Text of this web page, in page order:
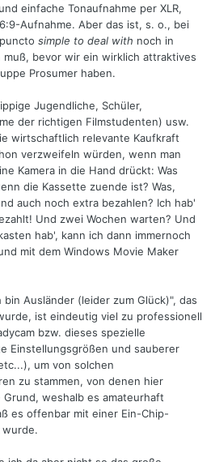
einfache Tonaufnahme per XLR,
Aufnahme. Aber das ist, s. o., bei
simple to deal with noch in
bevor wir ein wirklich attraktives
Prosumer haben.
Jugendliche, Schüler,
der richtigen Filmstudenten) usw.
wirtschaftlich relevante Kaufkraft
verzweifeln würden, wenn man
Kamera in die Hand drückt: Was
die Kassette zuende ist? Was,
auch noch extra bezahlen? Ich hab'
Und zwei Wochen warten? Und
hab', kann ich dann immernoch
mit dem Windows Movie Maker
Ausländer (leider zum Glück)", das
ist eindeutig viel zu professionell
bzw. dieses spezielle
Einstellungsgrößen und sauberer
um von solchen
zu stammen, von denen hier
weshalb es amateurhaft
es offenbar mit einer Ein-Chip-
wurde.